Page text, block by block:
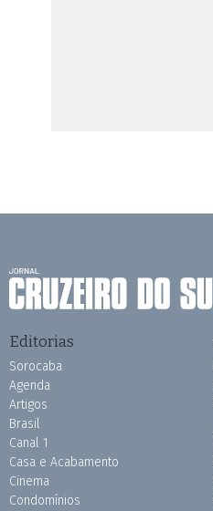
Editorias
Sorocaba
Agenda
Artigos
Brasil
Canal 1
Casa e Acabamento
Cinema
Condomínios